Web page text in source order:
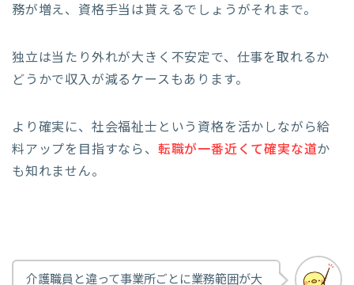
務が増え、資格手当は貰えるでしょうがそれまで。
独立は当たり外れが大きく不安定で、仕事を取れるか
どうかで収入が減るケースもあります。
より確実に、社会福祉士という資格を活かしながら給
料アップを目指すなら、 転職が一番近くて確実な道か
も知れません。
介護職員と違って事業所ごとに業務範囲が大